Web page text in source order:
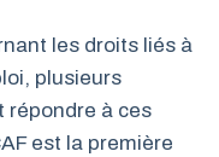
les droits liés à
plusieurs
répondre à ces
est la première